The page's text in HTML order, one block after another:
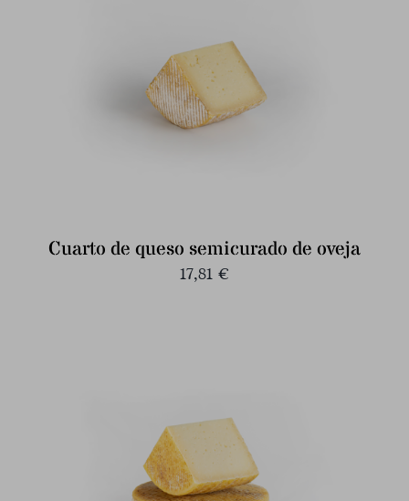
Cuarto de queso semicurado de oveja
17,81 €